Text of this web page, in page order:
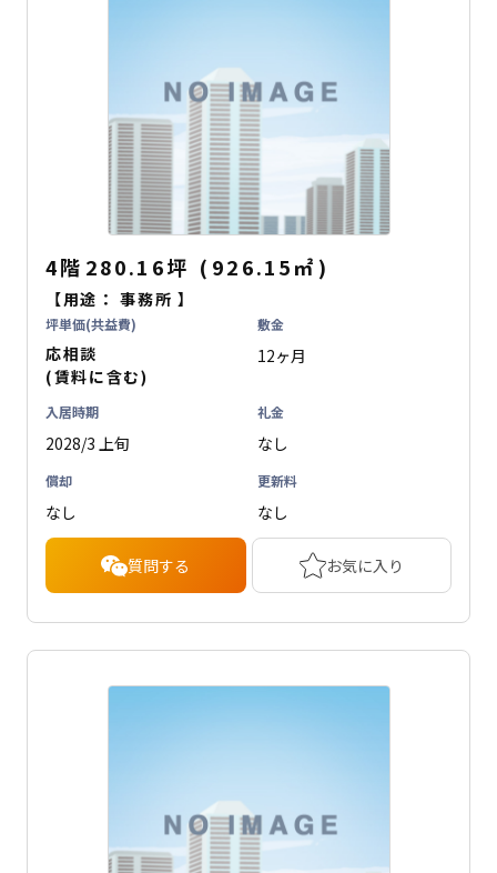
4階 280.16坪 ( 926.15㎡ )
【用途：事務所 】
坪単価(共益費)
応相談
(賃料に含む)
敷金
12ヶ月
入居時期
2028/3 上旬
礼金
なし
償却
なし
更新料
なし
質問する お気に入り